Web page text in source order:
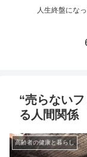
人生終盤にな
“売らない
る人間関係
高齢者の健康と暮らし